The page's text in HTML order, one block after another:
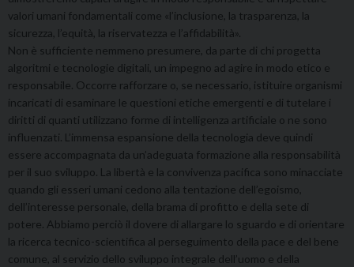
valori umani fondamentali come «l’inclusione, la trasparenza, la
sicurezza, l’equità, la riservatezza e l’affidabilità».
Non è sufficiente nemmeno presumere, da parte di chi progetta
algoritmi e tecnologie digitali, un impegno ad agire in modo etico e
responsabile. Occorre rafforzare o, se necessario, istituire organismi
incaricati di esaminare le questioni etiche emergenti e di tutelare i
diritti di quanti utilizzano forme di intelligenza artificiale o ne sono
influenzati. L’immensa espansione della tecnologia deve quindi
essere accompagnata da un’adeguata formazione alla responsabilità
per il suo sviluppo. La libertà e la convivenza pacifica sono minacciate
quando gli esseri umani cedono alla tentazione dell’egoismo,
dell’interesse personale, della brama di profitto e della sete di
potere. Abbiamo perciò il dovere di allargare lo sguardo e di orientare
la ricerca tecnico-scientifica al perseguimento della pace e del bene
comune, al servizio dello sviluppo integrale dell’uomo e della